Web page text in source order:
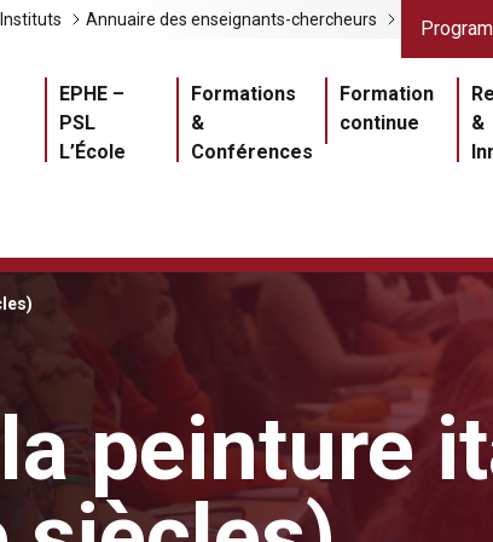
Navigation
EPHE –
PSL
L’École
Formations
&
Conférences
Formation
continue
&
Liens gris
Instituts Annuaire des enseignants-chercheurs
Master
peinture